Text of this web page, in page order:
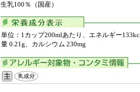
生乳100％（国産）
単位：1カップ200mlあたり、エネルギー
量 0.21g、カルシウム 230mg